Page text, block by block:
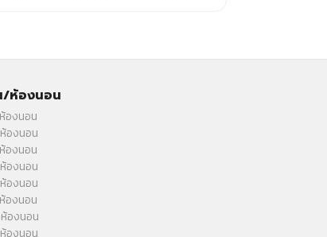
/ห้องนอน
องนอน
องนอน
องนอน
องนอน
องนอน
องนอน
องนอน
องนอน